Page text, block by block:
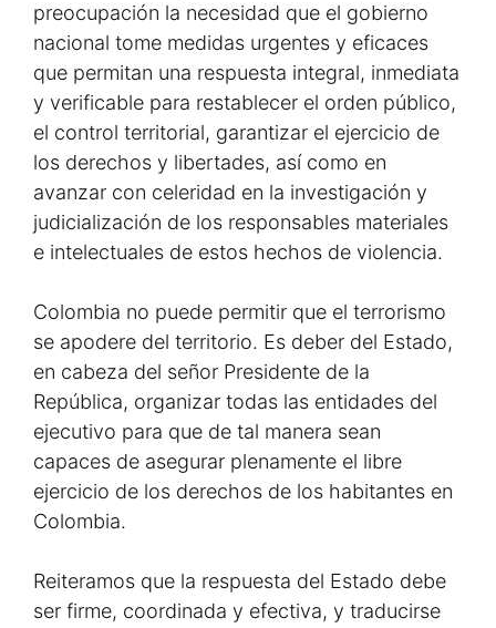
preocupación la necesidad que el gobierno
nacional tome medidas urgentes y eficaces
que permitan una respuesta integral, inmediata
y verificable para restablecer el orden público,
el control territorial, garantizar el ejercicio de
los derechos y libertades, así como en
avanzar con celeridad en la investigación y
judicialización de los responsables materiales
e intelectuales de estos hechos de violencia.
Colombia no puede permitir que el terrorismo
se apodere del territorio. Es deber del Estado,
en cabeza del señor Presidente de la
República, organizar todas las entidades del
ejecutivo para que de tal manera sean
capaces de asegurar plenamente el libre
ejercicio de los derechos de los habitantes en
Colombia.
Reiteramos que la respuesta del Estado debe
ser firme, coordinada y efectiva, y traducirse